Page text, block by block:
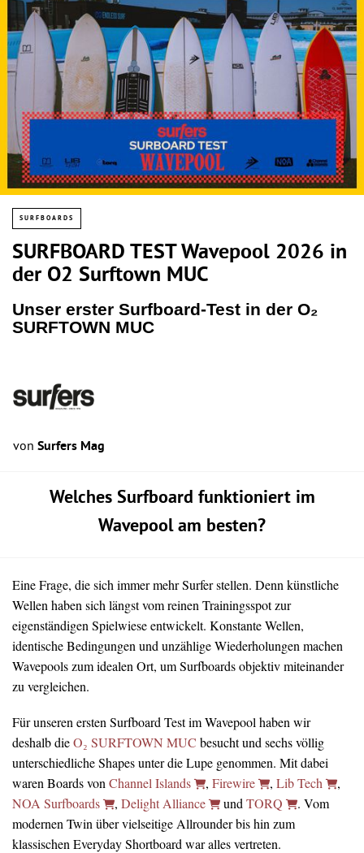
SURFBOARDS
SURFBOARD TEST Wavepool 2026 in
der O2 Surftown MUC
Unser erster Surfboard-Test in der O₂
SURFTOWN MUC
von Surfers Mag
Welches Surfboard funktioniert im
Wavepool am besten?
Eine Frage, die sich immer mehr Surfer stellen. Denn künstliche
Wellen haben sich längst vom reinen Trainingsspot zur
eigenständigen Spielwiese entwickelt. Konstante Wellen,
identische Bedingungen und unzählige Wiederholungen machen
Wavepools zum idealen Ort, um Surfboards objektiv miteinander
zu vergleichen.
Für unseren ersten Surfboard Test im Wavepool haben wir
deshalb dieO₂ SURFTOWN MUC besucht und sechs völlig
unterschiedliche Shapes unter die Lupe genommen. Mit dabei
waren Boards von Channel Islands , Firewire , Lib Tech
,
NOA Surfboards
, Delight Alliance und TORQ
. Vom
modernen Twin über vielseitige Allrounder bis hin zum
klassischen Everyday Shortboard war alles vertreten.